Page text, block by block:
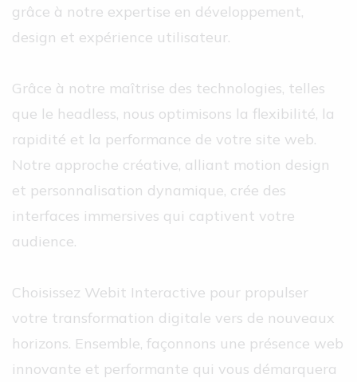
grâce à notre expertise en développement,
design et expérience utilisateur.
Grâce à notre maîtrise des technologies, telles
que le headless, nous optimisons la flexibilité, la
rapidité et la performance de votre site web.
Notre approche créative, alliant motion design
et personnalisation dynamique, crée des
interfaces immersives qui captivent votre
audience.
Choisissez Webit Interactive pour propulser
votre transformation digitale vers de nouveaux
horizons. Ensemble, façonnons une présence web
innovante et performante qui vous démarquera